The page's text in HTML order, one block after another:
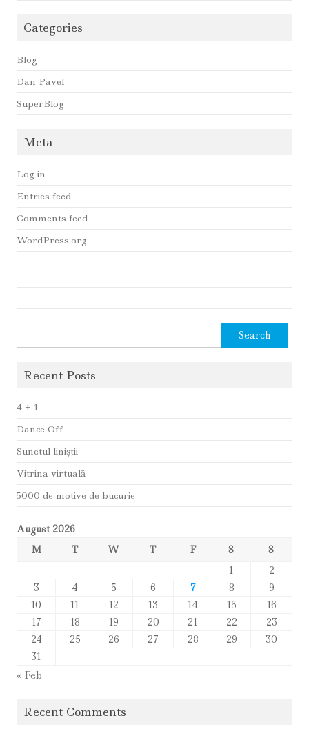
Categories
Blog
Dan Pavel
SuperBlog
Meta
Log in
Entries feed
Comments feed
WordPress.org
for:
Recent Posts
4 + 1
Dance Off
Sunetul liniştii
Vitrina virtuală
5000 de motive de bucurie
August 2026
M
T W T F S
S
1
2
3
4 5 6 7 8
9
10
11 12 13 14 15
16
17
18 19 20 21 22
23
24
25 26 27 28 29
30
31
« Feb
Recent Comments